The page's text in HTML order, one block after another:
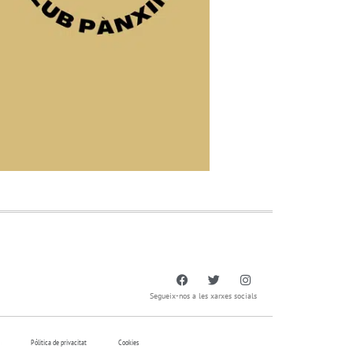
Segueix-nos a les xarxes socials
Pólitica de privacitat Cookies